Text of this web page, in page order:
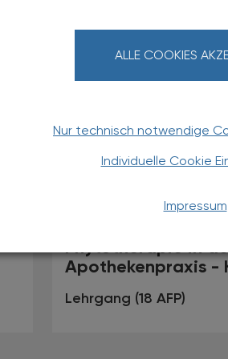
ALLE COOKIES
Nur technisch notwendige
Individuelle Cookie
Impressum
Phytotherapie in
Apothekenpraxis -
Lehrgang (18 AFP)